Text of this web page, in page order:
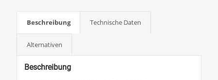
Beschreibung Technische Daten
Alternativen
Beschreibung